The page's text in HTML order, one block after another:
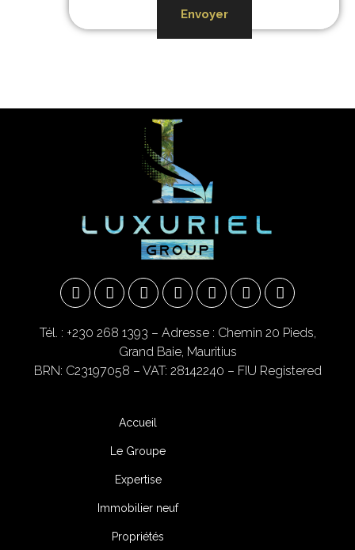
Envoyer
Tél. : +230 268 1393 – Adresse : Chemin 20 Pieds,
Grand Baie, Mauritius
BRN: C23197058 – VAT: 28142240 – FIU Registered
Accueil
Le Groupe
Expertise
Immobilier neuf
Propriétés